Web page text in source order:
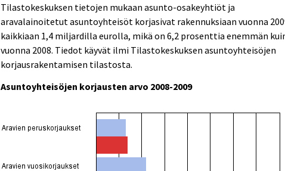
Tilastokeskuksen tietojen mukaan asunto-osakeyhtiöt ja
aravalainoitetut asuntoyhteisöt korjasivat rakennuksiaan vuonna
kaikkiaan 1,4 miljardilla eurolla, mikä on 6,2 prosenttia enemmän
vuonna 2008. Tiedot käyvät ilmi Tilastokeskuksen asuntoyhteisöjen
korjausrakentamisen tilastosta.
Asuntoyhteisöjen korjausten arvo 2008-2009